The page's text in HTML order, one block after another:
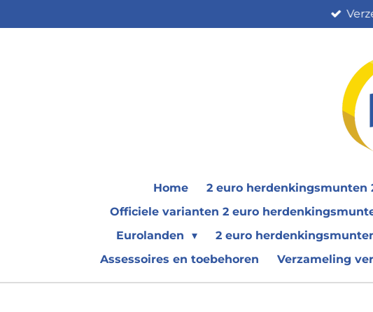
direct
Home 2 euro herdenkingsmunten
Officiele varianten 2 euro
Eurolanden
2 euro
Assessoires en toebehoren
Verzameling